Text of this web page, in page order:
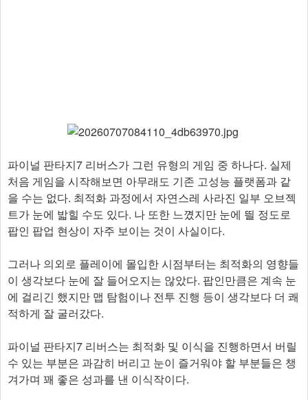
파이널 판타지7 리버스가 그런 유형의 게임 중 하나다. 실제
처음 게임을 시작해보면 아무래도 기존 고성능 플랫폼과 같
을 수는 없다. 최적화 과정에서 자연스레 사라진 일부 오브젝
트가 눈에 밟힐 수도 있다. 나 또한 느꼈지만 눈에 띌 정도로
팝인 팝업 현상이 자주 보이는 것이 사실이다.
그러나 의외로 플레이에 몰입한 시점부터는 최적화의 영향들
이 생각보다 눈에 잘 들어오지는 않았다. 팝인만큼은 계속 눈
에 걸리긴 했지만 맵 탐험이나 전투 진행 등이 생각보다 더 쾌
적하게 잘 굴러갔다.
파이널 판타지7 리버스는 최적화 및 이식을 진행하면서 버릴
수 있는 부분은 과감히 버리고 눈이 즐거워야 할 부분들은 챙
겨가며 꽤 좋은 성과를 낸 이식작이다.​